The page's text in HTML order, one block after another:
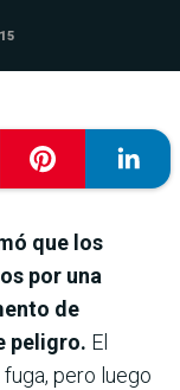
que los
por una
de
peligro. El
pero luego